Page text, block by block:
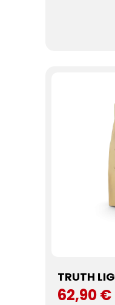
TRUTH
62,90 €